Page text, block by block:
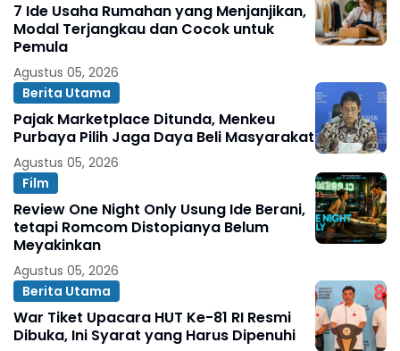
7 Ide Usaha Rumahan yang Menjanjikan,
Modal Terjangkau dan Cocok untuk
Pemula
Agustus 05, 2026
Berita Utama
Pajak Marketplace Ditunda, Menkeu
Purbaya Pilih Jaga Daya Beli Masyarakat
Agustus 05, 2026
Film
Review One Night Only Usung Ide Berani,
tetapi Romcom Distopianya Belum
Meyakinkan
Agustus 05, 2026
Berita Utama
War Tiket Upacara HUT Ke-81 RI Resmi
Dibuka, Ini Syarat yang Harus Dipenuhi